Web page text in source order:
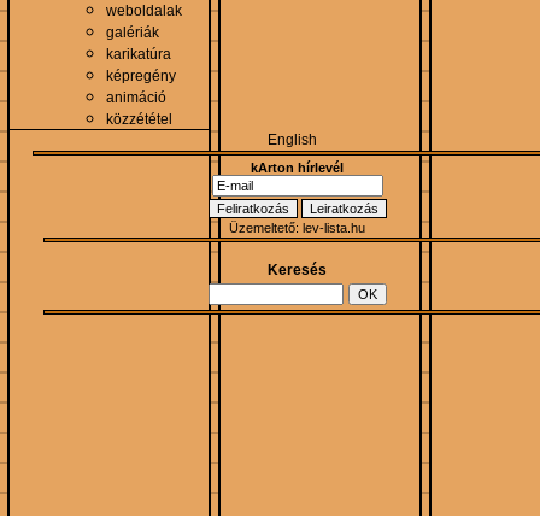
weboldalak
galériák
karikatúra
képregény
animáció
közzététel
English
kArton hírlevél
Üzemeltető: lev-lista.hu
Keresés